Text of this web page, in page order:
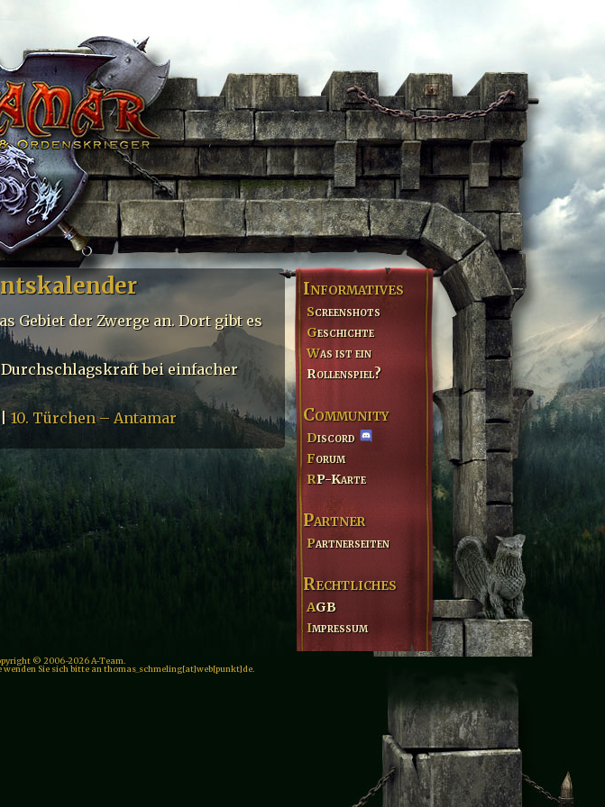
Gebiet der Zwerge an. Dort gibt es
bei einfacher
|10. Türchen – Antamar
Informatives
Screenshots
Geschichte
Was ist ein
Rollenspiel?
Community
Discord
Forum
RP-Karte
Partner
Partnerseiten
Rechtliches
AGB
Impressum
© 2006-2026 A-Team.
Sie sich bitte an thomas_schmeling[at]web[punkt]de.